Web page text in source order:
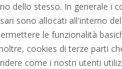
dello stesso. In generale i
sono allocati all'interno
le funzionalità
cookies di terze parti
come i nostri utenti